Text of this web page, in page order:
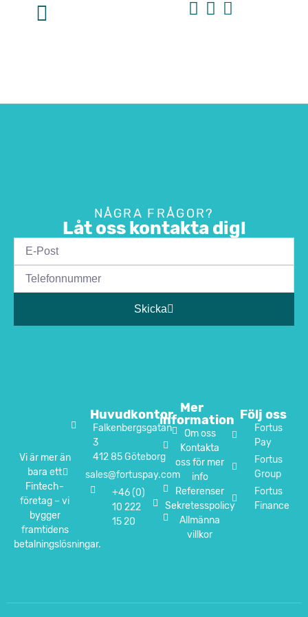
NÅGRA FRÅGOR?
Låt oss kontakta dig!
Skicka
Vi är mer än
bara ett
Fintech-
företag – vi
bygger
framtidens
betalningslösningar.
Huvudkontor
Falkenbergsgatan
3
412 85 Göteborg
sales@fortuspay.com
+46 (0)
10 222
15 20
Mer
information
Om oss
Kontakta
oss för mer
info
Referenser
Sekretesspolicy
Allmänna
villkor
Följ oss
Fortus
Pay
Fortus
Group
Fortus
Finance